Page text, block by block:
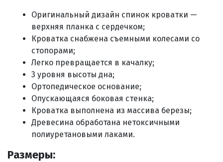
Оригинальный дизайн спинок кроватки —
верхняя планка с сердечком;
Кроватка снабжена съемными колесами со
стопорами;
Легко превращается в качалку;
3 уровня высоты дна;
Ортопедическое основание;
Опускающаяся боковая стенка;
Кроватка выполнена из массива березы;
Древесина обработана нетоксичными
полиуретановыми лаками.
Размеры: